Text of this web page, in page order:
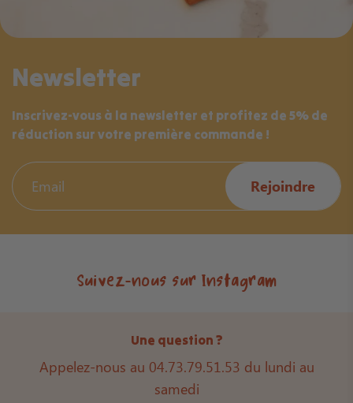
Newsletter
Inscrivez-vous à la newsletter et profitez de 5% de
réduction sur votre première commande !
Rejoindre
Suivez-nous sur Instagram
Une question ?
Appelez-nous au 04.73.79.51.53 du lundi au
samedi